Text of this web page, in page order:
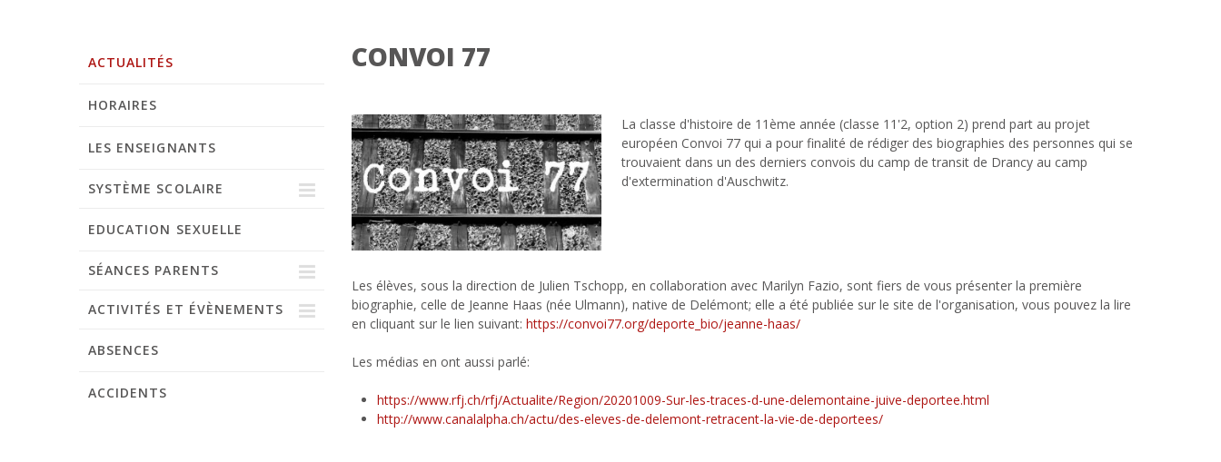
ACTUALITÉS
HORAIRES
LES ENSEIGNANTS
SYSTÈME SCOLAIRE
Grille horaire 2026
EDUCATION SEXUELLE
SÉANCES PARENTS
Parents 9S
ACTIVITÉS ET ÉVÈNEMENTS
Fête de la solidarité
Semaine d'activités 9S
ABSENCES
ACCIDENTS
CONVOI 77
La classe d'histoire de 11ème année (classe 11'2, option 2) prend part au projet
européen Convoi 77 qui a pour finalité de rédiger des biographies des personnes qui se
trouvaient dans un des derniers convois du camp de transit de Drancy au camp
d'extermination d'Auschwitz.
Les élèves, sous la direction de Julien Tschopp, en collaboration avec Marilyn Fazio, sont fiers de vous présenter la première
biographie, celle de Jeanne Haas (née Ulmann), native de Delémont; elle a été publiée sur le site de l'organisation, vous pouvez la lire
en cliquant sur le lien suivant: https://convoi77.org/deporte_bio/jeanne-haas/
Les médias en ont aussi parlé:
https://www.rfj.ch/rfj/Actualite/Region/20201009-Sur-les-traces-d-une-delemontaine-juive-deportee.html
http://www.canalalpha.ch/actu/des-eleves-de-delemont-retracent-la-vie-de-deportees/